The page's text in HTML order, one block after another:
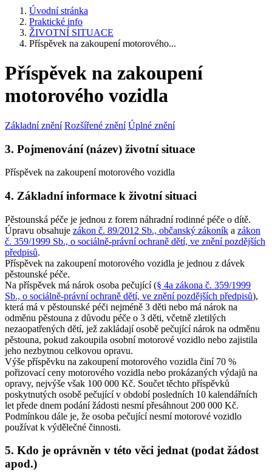
Úvodní stránka
Praktické info
ŽIVOTNÍ SITUACE
Příspěvek na zakoupení motorového...
Příspěvek na zakoupení
motorového vozidla
Základní znění Rozšířené znění Úplné znění
3. Pojmenování (název) životní situace
Příspěvek na zakoupení motorového vozidla
4. Základní informace k životní situaci
Pěstounská péče je jednou z forem náhradní rodinné péče o dítě.
Úpravu obsahuje zákon č. 89/2012 Sb., občanský zákoník a zákon
č. 359/1999 Sb., o sociálně-právní ochraně dětí, ve znění pozdějších
předpisů.
Příspěvek na zakoupení motorového vozidla je jednou z dávek
pěstounské péče.
Na příspěvek má nárok osoba pečující (§ 4a zákona č. 359/1999
Sb., o sociálně-právní ochraně dětí, ve znění pozdějších předpisů),
která má v pěstounské péči nejméně 3 děti nebo má nárok na
odměnu pěstouna z důvodu péče o 3 děti, včetně zletilých
nezaopatřených dětí, jež zakládají osobě pečující nárok na odměnu
pěstouna, pokud zakoupila osobní motorové vozidlo nebo zajistila
jeho nezbytnou celkovou opravu.
Výše příspěvku na zakoupení motorového vozidla činí 70 %
pořizovací ceny motorového vozidla nebo prokázaných výdajů na
opravy, nejvýše však 100 000 Kč. Součet těchto příspěvků
poskytnutých osobě pečující v období posledních 10 kalendářních
let přede dnem podání žádosti nesmí přesáhnout 200 000 Kč.
Podmínkou dále je, že osoba pečující nesmí motorové vozidlo
používat k výdělečné činnosti.
5. Kdo je oprávněn v této věci jednat (podat žádost
apod.)